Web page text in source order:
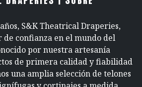
S&K Theatrical Draperies,
confianza en el mundo del
por nuestra artesanía
de primera calidad y fiabilidad
una amplia selección de telones